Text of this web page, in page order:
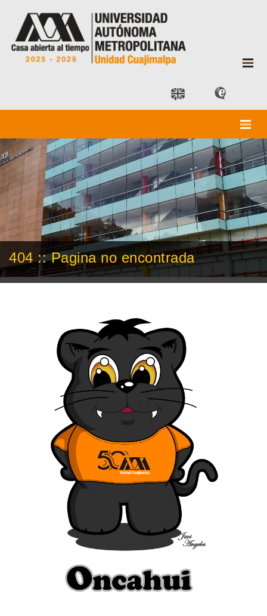
404 :: Pagina no encontrada